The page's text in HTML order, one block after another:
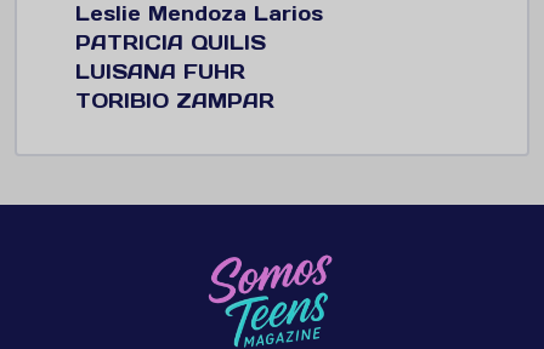
Leslie Mendoza Larios
PATRICIA QUILIS
LUISANA FUHR
TORIBIO ZAMPAR